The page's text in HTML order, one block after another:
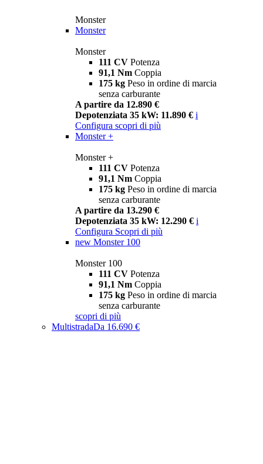
Monster
Monster
Monster
111 CV Potenza
91,1 Nm Coppia
175 kg Peso in ordine di marcia
senza carburante
A partire da 12.890 €
Depotenziata 35 kW: 11.890 € i
Configura scopri di più
Monster +
Monster +
111 CV Potenza
91,1 Nm Coppia
175 kg Peso in ordine di marcia
senza carburante
A partire da 13.290 €
Depotenziata 35 kW: 12.290 € i
Configura Scopri di più
new Monster 100
Monster 100
111 CV Potenza
91,1 Nm Coppia
175 kg Peso in ordine di marcia
senza carburante
scopri di più
MultistradaDa 16.690 €